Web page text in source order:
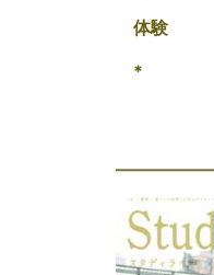
体験
*